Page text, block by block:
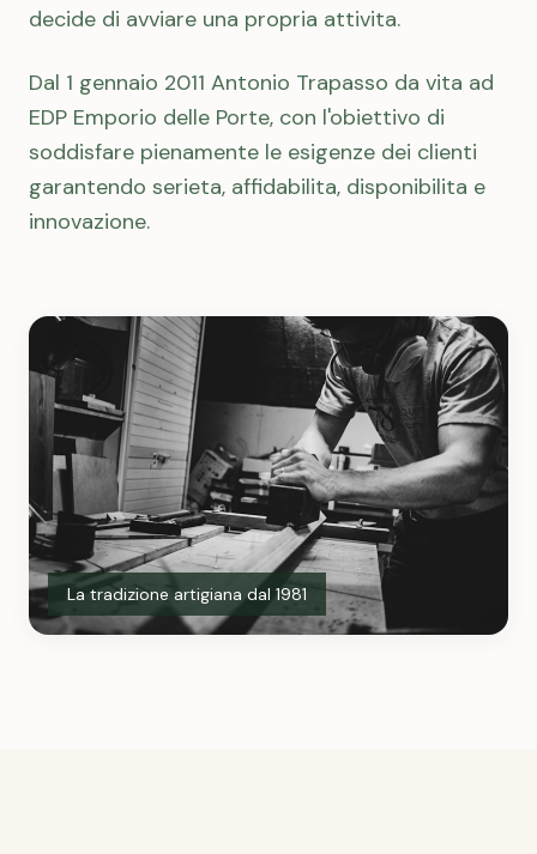
decide di avviare una propria attivita.
Dal 1 gennaio 2011 Antonio Trapasso da vita ad
EDP Emporio delle Porte, con l'obiettivo di
soddisfare pienamente le esigenze dei clienti
garantendo serieta, affidabilita, disponibilita e
innovazione.
La tradizione artigiana dal 1981